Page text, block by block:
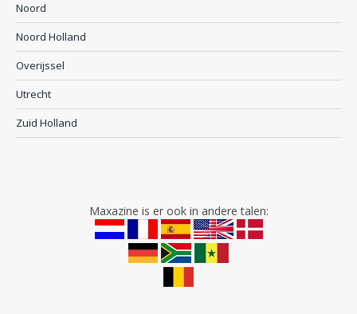
Noord
Noord Holland
Overijssel
Utrecht
Zuid Holland
Maxazine is er ook in andere talen: